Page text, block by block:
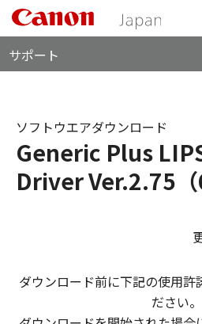
サポート
Generic Plus
Driver Ver.2.75（
ソフトウエアダウンロード
ダウンロード前に下記の使用許
ださい。